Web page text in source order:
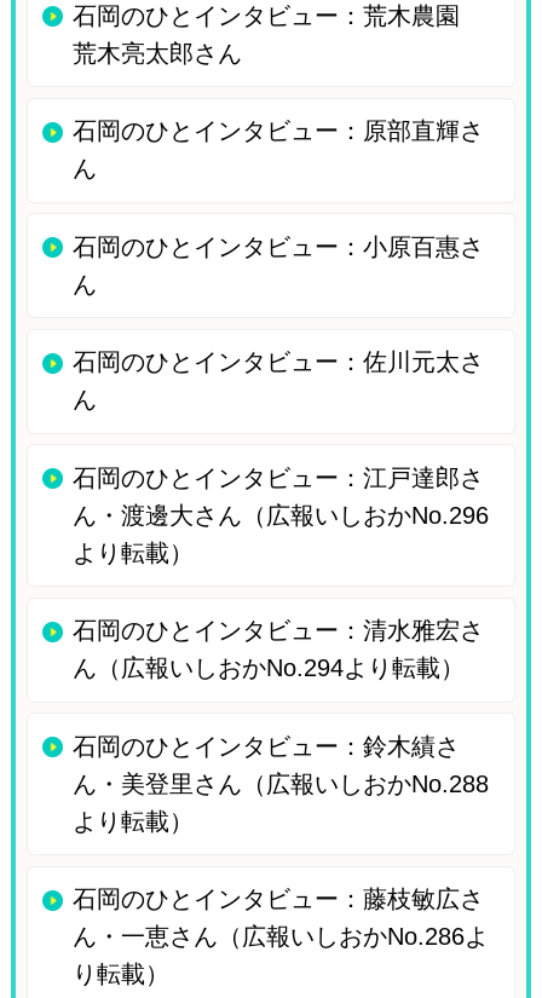
石岡のひとインタビュー：荒木農園
荒木亮太郎さん
石岡のひとインタビュー：原部直輝さ
ん
石岡のひとインタビュー：小原百惠さ
ん
石岡のひとインタビュー：佐川元太さ
ん
石岡のひとインタビュー：江戸達郎さ
ん・渡邊大さん（広報いしおかNo.296
より転載）
石岡のひとインタビュー：清水雅宏さ
ん（広報いしおかNo.294より転載）
石岡のひとインタビュー：鈴木績さ
ん・美登里さん（広報いしおかNo.288
より転載）
石岡のひとインタビュー：藤枝敏広さ
ん・一恵さん（広報いしおかNo.286よ
り転載）